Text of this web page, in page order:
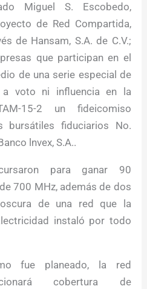
Miguel S. Escobedo,
de Red Compartida,
de Hansam, S.A. de C.V.;
que participan en el
de una serie especial de
a voto ni influencia en la
15-2 un fideicomiso
bursátiles fiduciarios No.
lnvex, S.A..
para ganar 90
700 MHz, además de dos
de una red que la
instaló por todo
fue planeado, la red
cobertura de